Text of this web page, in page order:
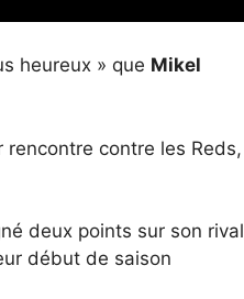
heureux » que Mikel
contre les Reds,
deux points sur son rival
début de saison